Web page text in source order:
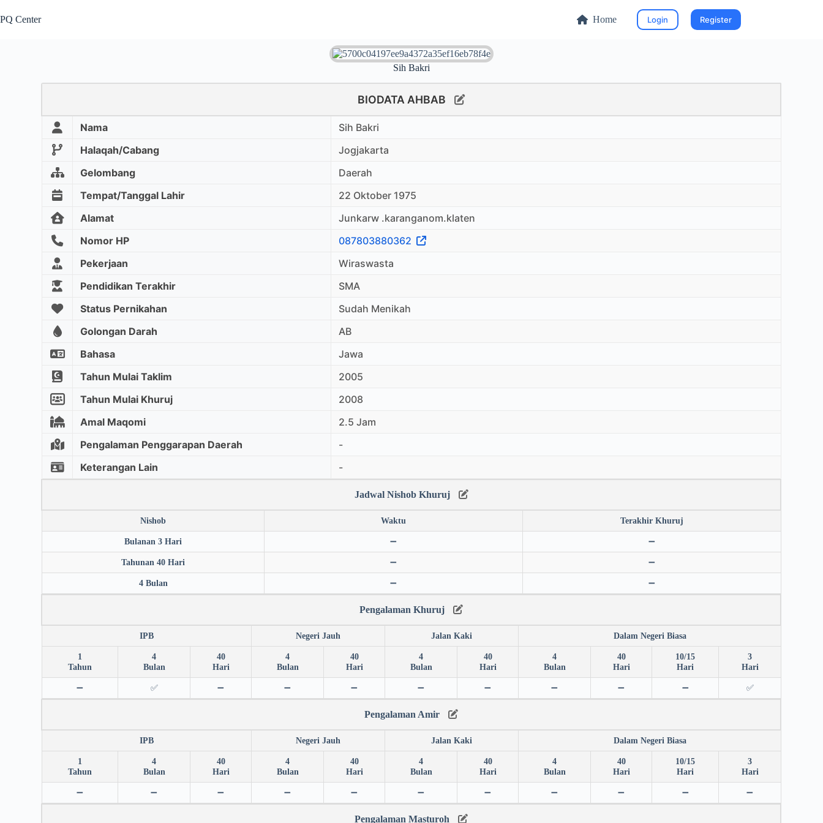
PQ Center Home Login Register
Sih Bakri
BIODATA AHBAB
Nama
Sih Bakri
Halaqah/Cabang
Jogjakarta
Gelombang
Daerah
Tempat/Tanggal Lahir
22 Oktober 1975
Alamat
Junkarw .karanganom.klaten
Nomor HP
087803880362
Pekerjaan
Wiraswasta
Pendidikan Terakhir
SMA
Status Pernikahan
Sudah Menikah
Golongan Darah
AB
Bahasa
Jawa
Tahun Mulai Taklim
2005
Tahun Mulai Khuruj
2008
Amal Maqomi
2.5 Jam
Pengalaman Penggarapan Daerah
-
Keterangan Lain
-
Jadwal Nishob Khuruj
Nishob Waktu Terakhir Khuruj
Bulanan 3 Hari ➖ ➖
Tahunan 40 Hari ➖ ➖
4 Bulan ➖ ➖
Pengalaman Khuruj
IPB Negeri Jauh Jalan Kaki Dalam Negeri Biasa
1
Tahun
4
Bulan
40
Hari
4
Bulan
40
Hari
4
Bulan
40
Hari
4
Bulan
40
Hari
10/15
Hari
3
Hari
➖ ✅ ➖ ➖ ➖ ➖ ➖ ➖ ➖ ➖ ✅
Pengalaman Amir
IPB Negeri Jauh Jalan Kaki Dalam Negeri Biasa
1
Tahun
4
Bulan
40
Hari
4
Bulan
40
Hari
4
Bulan
40
Hari
4
Bulan
40
Hari
10/15
Hari
3
Hari
➖ ➖ ➖ ➖ ➖ ➖ ➖ ➖ ➖ ➖ ➖
Pengalaman Masturoh